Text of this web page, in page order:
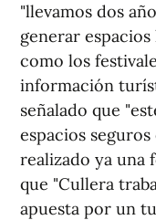
"llevamos dos
generar
como los
información
señalado que
espacios
realizado ya una
que "Cullera
apuesta por un